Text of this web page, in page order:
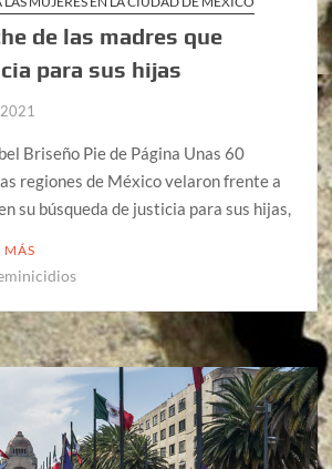
de las madres que
para sus hijas
Briseño Pie de Página Unas 60
regiones de México velaron frente a
su búsqueda de justicia para sus hijas,
MÁS